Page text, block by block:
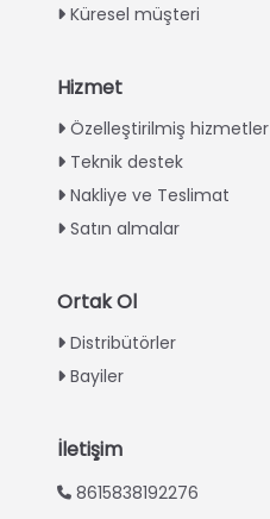
Küresel müşteri
Hizmet
Özelleştirilmiş hizmetler
Teknik destek
Nakliye ve Teslimat
Satın almalar
Ortak Ol
Distribütörler
Bayiler
İletişim
8615838192276
Korean
Urdu
Greek
Italian